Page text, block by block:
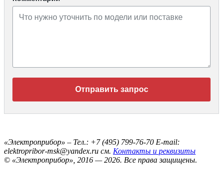
Отправить запрос
«Электроприбор» – Тел.: +7 (495) 799-76-70 E-mail:
elektropribor-msk@yandex.ru см. Контакты и реквизиты
© «Электроприбор», 2016 — 2026. Все права защищены.